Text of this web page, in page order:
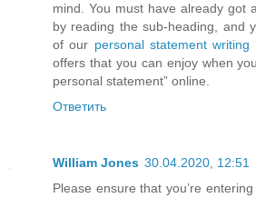
mind. You must have already got
by reading the sub-heading, and
of our personal statement writing
offers that you can enjoy when
personal statement” online.
Ответить
William Jones 30.04.2020, 12:51
Please ensure that you’re